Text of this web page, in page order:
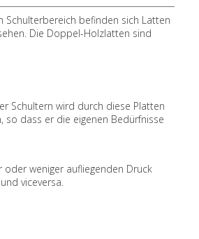
Schulterbereich befinden sich Latten
Die Doppel-Holzlatten sind
Schultern wird durch diese Platten
so dass er die eigenen Bedürfnisse
weniger aufliegenden Druck
viceversa.